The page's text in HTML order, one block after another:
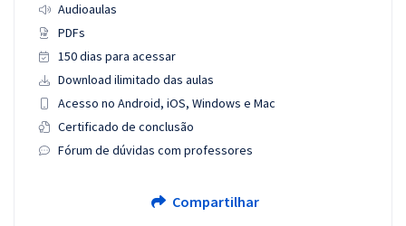
Audioaulas
PDFs
150 dias para acessar
Download ilimitado das aulas
Acesso no Android, iOS, Windows e Mac
Certificado de conclusão
Fórum de dúvidas com professores
Compartilhar